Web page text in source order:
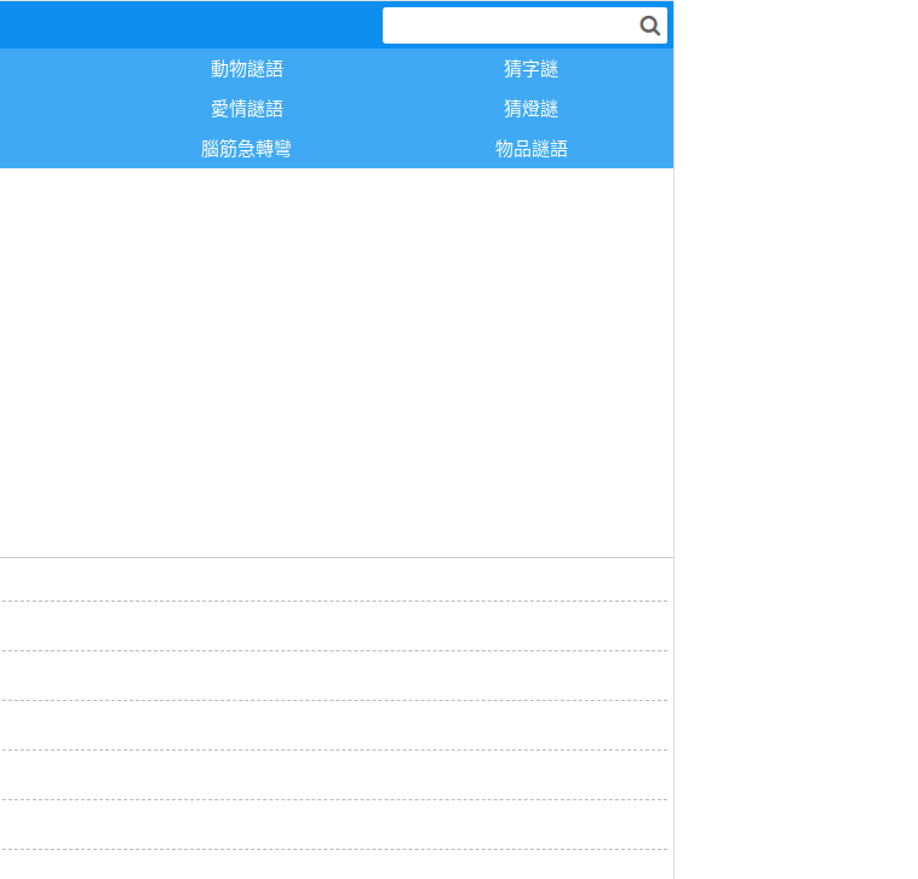
動物謎語
猜字謎
愛情謎語
猜燈謎
腦筋急轉彎 物品謎語